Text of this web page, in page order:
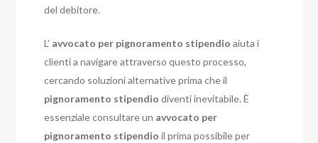
del debitore.
L’ avvocato per pignoramento stipendio aiuta i
clienti a navigare attraverso questo processo,
cercando soluzioni alternative prima che il
pignoramento stipendio diventi inevitabile. È
essenziale consultare un avvocato per
pignoramento stipendio il prima possibile per